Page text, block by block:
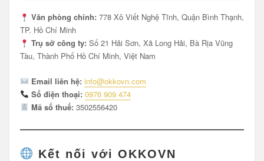
Văn phòng chính: 778 Xô Viết Nghệ Tĩnh, Quận Bình Thạnh,
TP. Hồ Chí Minh
Trụ sở công ty: Số 21 Hải Sơn, Xã Long Hải, Bà Rịa Vũng
Tàu, Thành Phố Hồ Chí Minh, Việt Nam
Email liên hệ: info@okkovn.com
Số điện thoại: 0976 909 474
Mã số thuế: 3502556420
Kết nối với OKKOVN